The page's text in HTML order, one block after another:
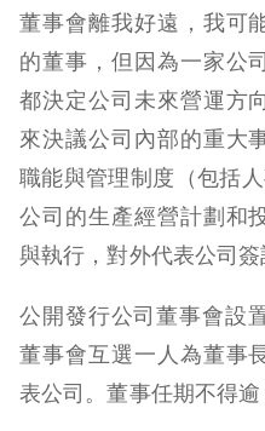
董事會離我好遠，我可
的董事，但因為一家公
都決定公司未來營運方
來決議公司內部的重大
職能與管理制度（包括
公司的生產經營計劃和
與執行，對外代表公司
公開發行公司董事會設
董事會互選一人為董事
表公司。董事任期不得逾